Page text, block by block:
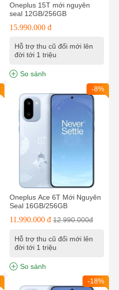
Oneplus 15T mới nguyên
seal 12GB/256GB
15.990.000 đ
Hỗ trợ thu cũ đổi mới lên
đời tới 1 triệu
So sánh
-8%
Oneplus Ace 6T Mới Nguyên
Seal 16GB/256GB
11.990.000 đ 12.990.000đ
Hỗ trợ thu cũ đổi mới lên
đời tới 1 triệu
So sánh
-18%